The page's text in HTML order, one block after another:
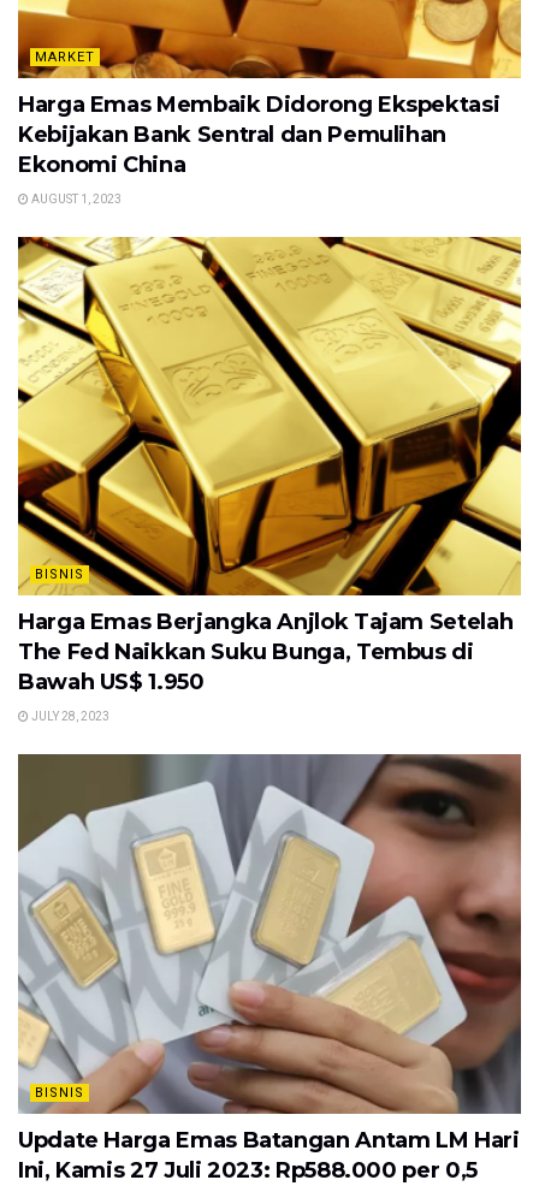
MARKET
Harga Emas Membaik Didorong Ekspektasi
Kebijakan Bank Sentral dan Pemulihan
Ekonomi China
AUGUST 1, 2023
BISNIS
Harga Emas Berjangka Anjlok Tajam Setelah
The Fed Naikkan Suku Bunga, Tembus di
Bawah US$ 1.950
JULY 28, 2023
BISNIS
Update Harga Emas Batangan Antam LM Hari
Ini, Kamis 27 Juli 2023: Rp588.000 per 0,5